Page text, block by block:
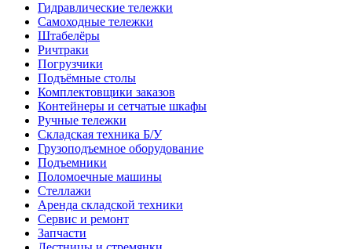
Гидравлические тележки
Самоходные тележки
Штабелёры
Ричтраки
Погрузчики
Подъёмные столы
Комплектовщики заказов
Контейнеры и сетчатые шкафы
Ручные тележки
Складская техника Б/У
Грузоподъемное оборудование
Подъемники
Поломоечные машины
Стеллажи
Аренда складской техники
Сервис и ремонт
Запчасти